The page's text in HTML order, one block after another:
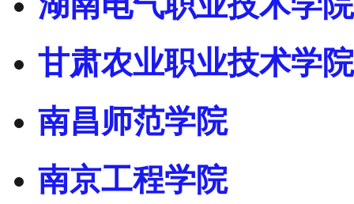
甘肃农业职业技术学院
南昌师范学院
南京工程学院